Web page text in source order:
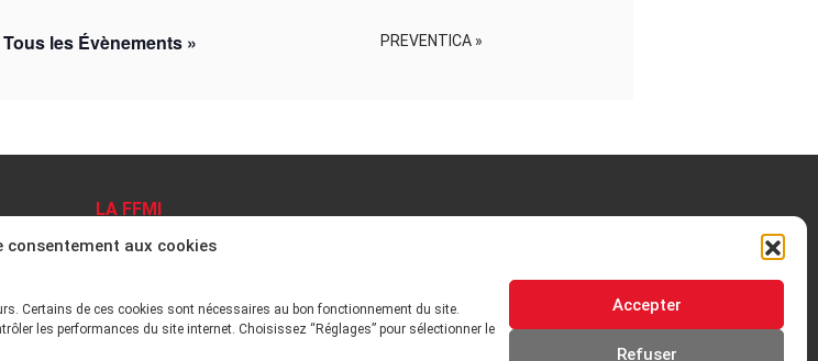
consentement aux cookies
Certains de ces cookies sont nécessaires au bon fonctionnement du site.
les performances du site internet. Choisissez “Réglages” pour sélectionner le
Accepter
Refuser
Tous les Évènements » PREVENTICA »
LA FFMI
DÉONTOLOGIE PRINCIPES ORIENTATIONS GOUVERNANCE